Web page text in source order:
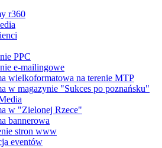
r360
PPC
e-mailingowe
wielkoformatowa na terenie MTP
w magazynie "Sukces po poznańsku"
w "Zielonej Rzece"
bannerowa
stron www
eventów